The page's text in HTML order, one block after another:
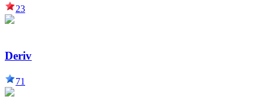
23
Deriv
71